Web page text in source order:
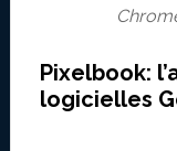
Pixelbook:
logicielles